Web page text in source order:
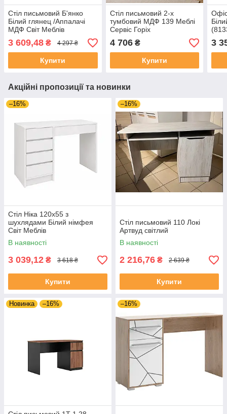
Стіл письмовий Б'янко
Білий глянец /Аппалачі
МДФ Світ Меблів
3 609,48 ₴ 4 297 ₴
Купити
Стіл письмовий 2-х
тумбовий МДФ 139 Меблі
Сервіс Горіх
4 706₴
Купити
3
Акційні пропозиції та новинки
–16%
Стіл Ніка 120х55 з
шухлядами Білий німфея
Світ Меблів
В наявності
3 039,12 ₴ 3 618 ₴
Купити
–16%
Стіл письмовий 110 Локі
Артвуд світлий
В наявності
2 216,76 ₴ 2 639 ₴
Купити
Новинка –16% –16%